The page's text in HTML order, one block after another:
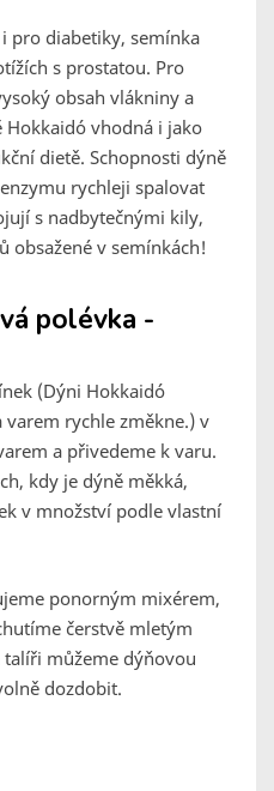
pro diabetiky, semínka
s prostatou. Pro
obsah vlákniny a
Hokkaidó vhodná i jako
dietě. Schopnosti dýně
rychleji spalovat
s nadbytečnými kily,
obsažené v semínkách!
polévka -
(Dýni Hokkaidó
rychle změkne.) v
a přivedeme k varu.
kdy je dýně měkká,
v množství podle vlastní
ponorným mixérem,
čerstvě mletým
můžeme dýňovou
dozdobit.